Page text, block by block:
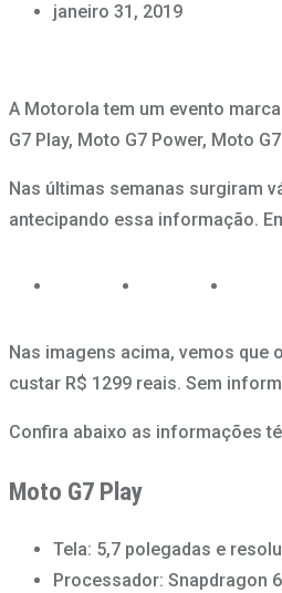
janeiro 31, 2019
A Motorola tem um evento
G7 Play, Moto G7 Power, Moto
Nas últimas semanas surgiram
antecipando essa informação.
Nas imagens acima, vemos que
custar R$ 1299 reais. Sem
Confira abaixo as informações
Moto G7 Play
Tela: 5,7 polegadas e
Processador: Snapdragon